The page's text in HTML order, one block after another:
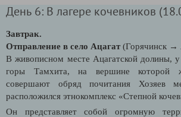
День 6: В лагере кочевников
Завтрак.
Отправление в село Ацагат(Горячинск →
В живописном месте Ацагатской долины,
горы Тамхита, на вершине которой
совершают обряд почитания Хозяев
расположился этнокомплекс «Степной
Он представляет собой огромную